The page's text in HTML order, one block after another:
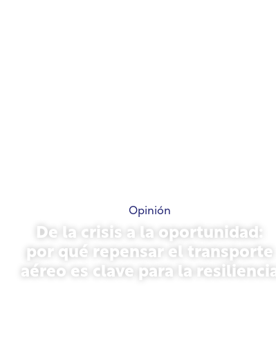
Opinión
De la crisis a la oportunidad:
por qué repensar el transporte
aéreo es clave para la resiliencia